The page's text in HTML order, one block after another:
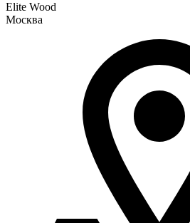
Elite Wood
Москва